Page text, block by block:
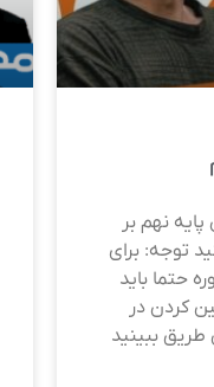
نهم بر
توجه: برای
حتما باید
کردن در
طریق ببینید